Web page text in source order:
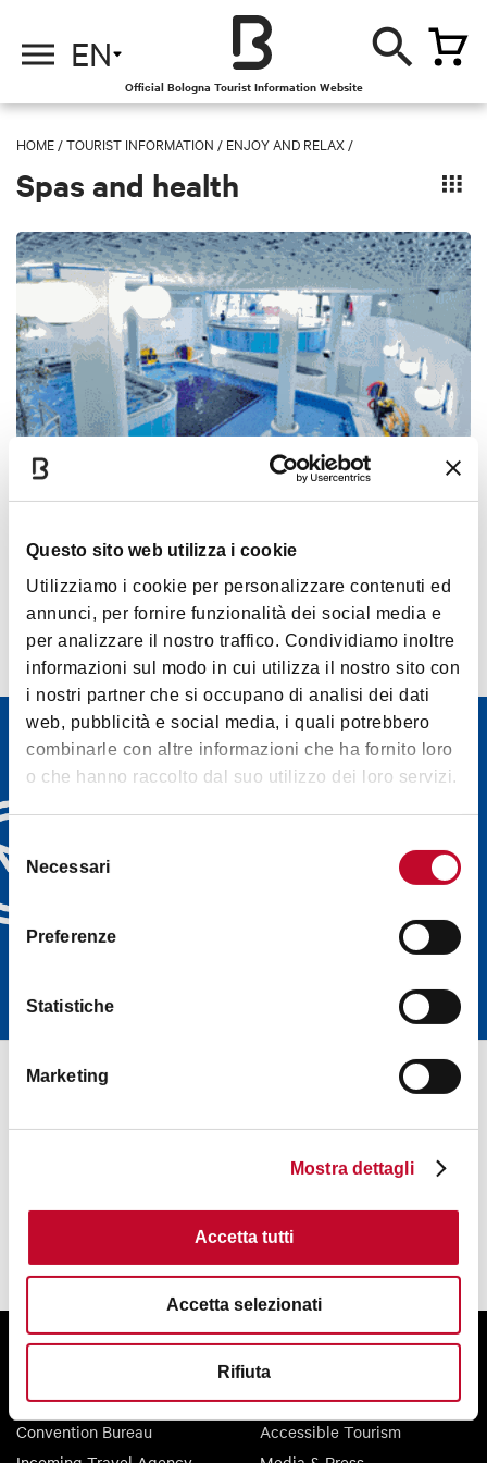
Questo sito web utilizza i cookie
Utilizziamo i cookie per personalizzare contenuti ed
annunci, per fornire funzionalità dei social media e
per analizzare il nostro traffico. Condividiamo inoltre
informazioni sul modo in cui utilizza il nostro sito con
i nostri partner che si occupano di analisi dei dati
web, pubblicità e social media, i quali potrebbero
combinarle con altre informazioni che ha fornito loro
o che hanno raccolto dal suo utilizzo dei loro servizi.
Selezione
delNecessari
Preferenze
Statistiche
Marketing
Mostra dettagli
Accetta tutti
Accetta selezionati
Rifiuta
EN
Official Bologna Tourist Information Website
HOME /TOURIST INFORMATION / ENJOY AND RELAX /
Spas and health
Spas
Newsletter
Discover Bologna
Welcome's newsletters and
you best: events, tips, tours
About us
Palazzo Re Enzo
Convention Bureau
Tourist information
Plan your trip
Greater Bologna
Accessible Tourism